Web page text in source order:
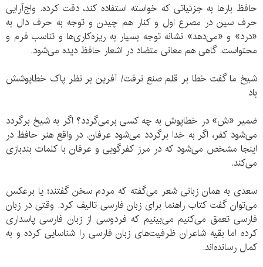
حافظ بارها به جزئیاتی که خواسته استفاده کند، دقت کرده. واج‌آرایی
حرف سین در مصرع اول و کنار هم چیدن و توجه به حرف دال به
«درد» و «می‌دهد» نشانه توجه بسیار به ریزه‌کاری‌ها و تناسب فرم و
محتواست. گاهی هم معانی متضاد در اشعار حافظ دیده می‌شود.
شیخ ما گفت خطا بر قلم صنع نرفت/ آفرین بر نظر پاک خطاپوشش
باد
ضمیر «ش» در خطاپوش به چه کسی برمی‌گردد؟ اگر به شیخ برگردد
می‌شود کفر، اگر به خدا برگردد می‌شود عرفان. در واقع هنر حافظ در
اینجا مشخص می‌شود که در مرز کفرگویی و عرفان با کلمات بندبازی
می‌کند.
سعدی به همان زبانی شعر می‌گفته که مردم سخن گفتند؛ یا برعکس
می‌توان گفت کتاب راهنما برای زبان فارسی تالیف کرد. وقتی در زبان
فارسی تعمق می‌کنیم می‌بینیم که فردوسی از زبان فارسی پاسداری
کرده اما بقیه شاعران ظرفیت‌های زبان فارسی را شناسایی کرده و به
کمال رسانده‌اند.